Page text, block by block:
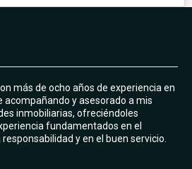
más de ocho años de experiencia en
acompañando y asesorado a mis
inmobiliarias, ofreciéndoles
fundamentados en el
y en el buen servicio.